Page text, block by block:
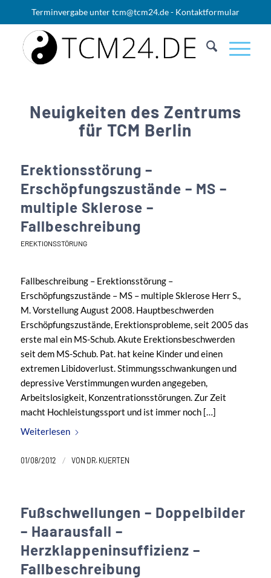
Terminvergabe untertcm@tcm24.de- Kontaktformular
Neuigkeiten des Zentrums
für TCM Berlin
Erektionsstörung –
Erschöpfungszustände – MS –
multiple Sklerose –
Fallbeschreibung
EREKTIONSSTÖRUNG
Fallbeschreibung – Erektionsstörung –
Erschöpfungszustände – MS – multiple Sklerose Herr S.,
M. Vorstellung August 2008. Hauptbeschwerden
Erschöpfungszustände, Erektionsprobleme, seit 2005 das
erste mal ein MS-Schub. Akute Erektionsbeschwerden
seit dem MS-Schub. Pat. hat keine Kinder und einen
extremen Libidoverlust. Stimmungsschwankungen und
depressive Verstimmungen wurden angegeben,
Arbeitslosigkeit, Konzentrationsstörungen. Zur Zeit
macht Hochleistungssport und ist immer noch […]
Weiterlesen
01/08/2012 / VON DR. KUERTEN
Fußschwellungen – Doppelbilder
– Haarausfall –
Herzklappeninsuffizienz –
Fallbeschreibung